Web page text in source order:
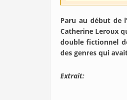
Paru au début de
Catherine Leroux
double fictionnel
des genres qui
Extrait: